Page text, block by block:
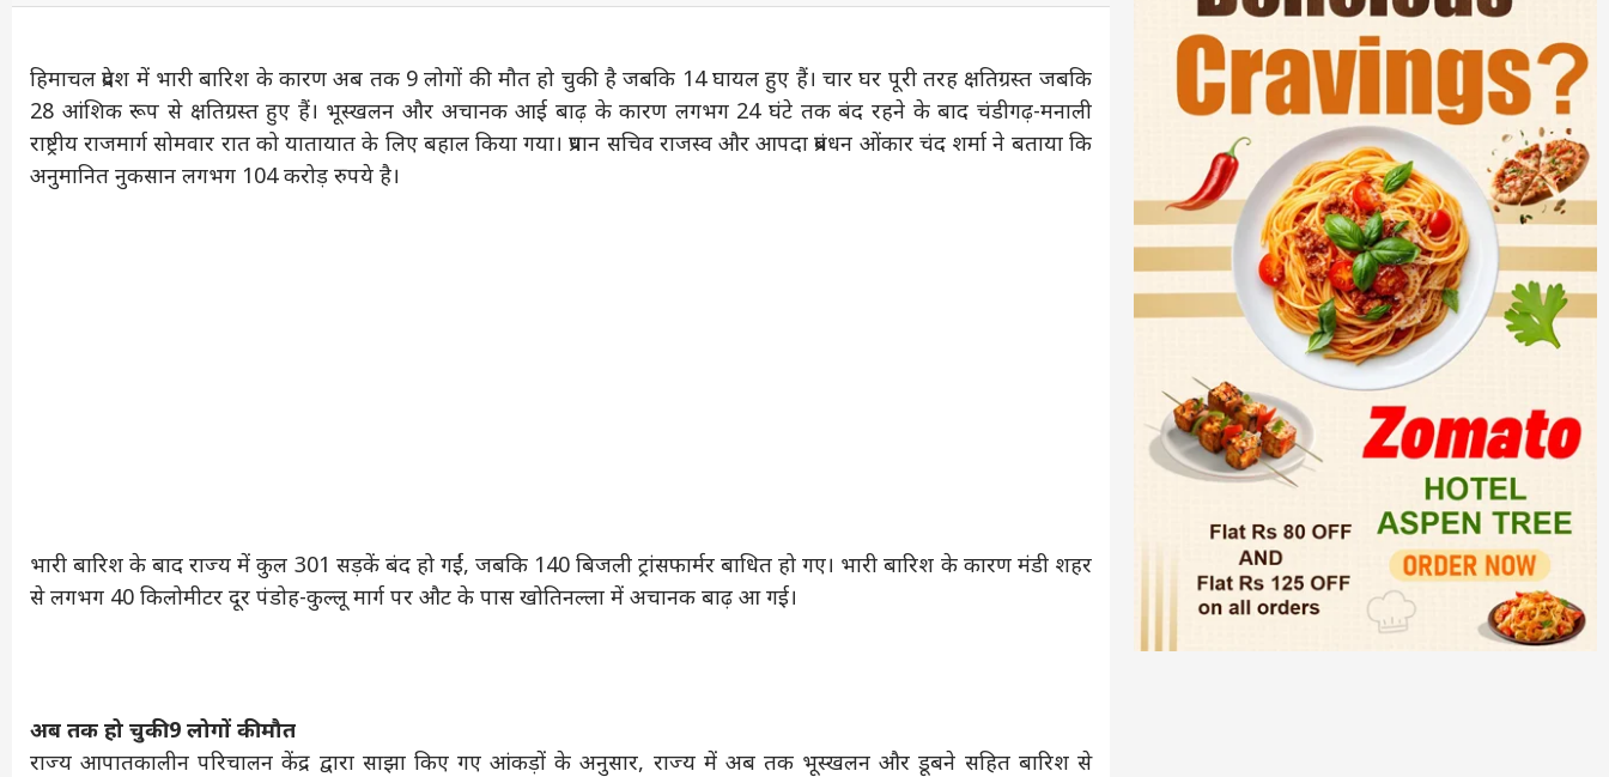
हिमाचल प्रदेश में भारी बारिश के कारण अब तक 9 लोगों की मौत हो चुकी है जबकि 14 घायल हुए हैं। चार घर पूरी तरह क्षतिग्रस्त जबकि
28 आंशिक रूप से क्षतिग्रस्त हुए हैं। भूस्खलन और अचानक आई बाढ़ के कारण लगभग 24 घंटे तक बंद रहने के बाद चंडीगढ़-मनाली
राष्ट्रीय राजमार्ग सोमवार रात को यातायात के लिए बहाल किया गया। प्रधान सचिव राजस्व और आपदा प्रबंधन ओंकार चंद शर्मा ने बताया कि
अनुमानित नुकसान लगभग 104 करोड़ रुपये है।
भारी बारिश के बाद राज्य में कुल 301 सड़कें बंद हो गईं, जबकि 140 बिजली ट्रांसफार्मर बाधित हो गए। भारी बारिश के कारण मंडी शहर
से लगभग 40 किलोमीटर दूर पंडोह-कुल्लू मार्ग पर औट के पास खोतिनल्ला में अचानक बाढ़ आ गई।
अब तक हो चुकी 9 लोगों की मौत
राज्य आपातकालीन परिचालन केंद्र द्वारा साझा किए गए आंकड़ों के अनुसार, राज्य में अब तक भूस्खलन और डूबने सहित बारिश से